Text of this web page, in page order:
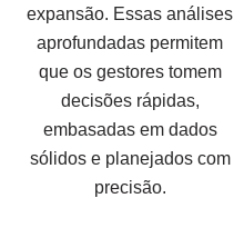
expansão. Essas análises
aprofundadas permitem
que os gestores tomem
decisões rápidas,
embasadas em dados
sólidos e planejados com
precisão.